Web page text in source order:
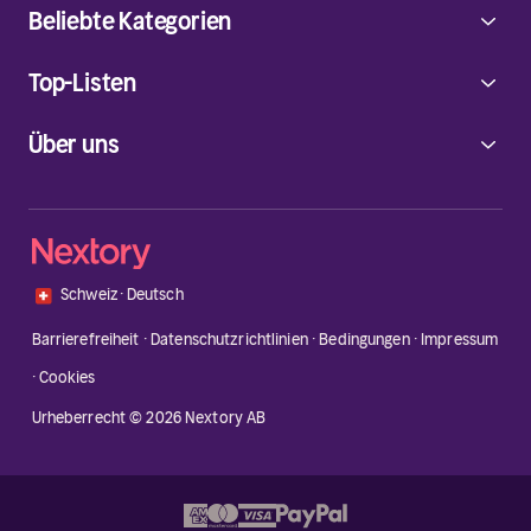
Über uns
Beliebte Kategorien
Top-Listen
🇨🇭 Schweiz·Deutsch
Barrierefreiheit ·Datenschutzrichtlinien·Bedingungen· Impressum
·Cookies
Urheberrecht © 2026 Nextory AB